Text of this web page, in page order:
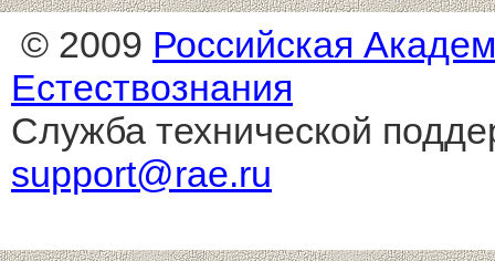
© 2009 Российская
Естествознания
Служба технической
support@rae.ru